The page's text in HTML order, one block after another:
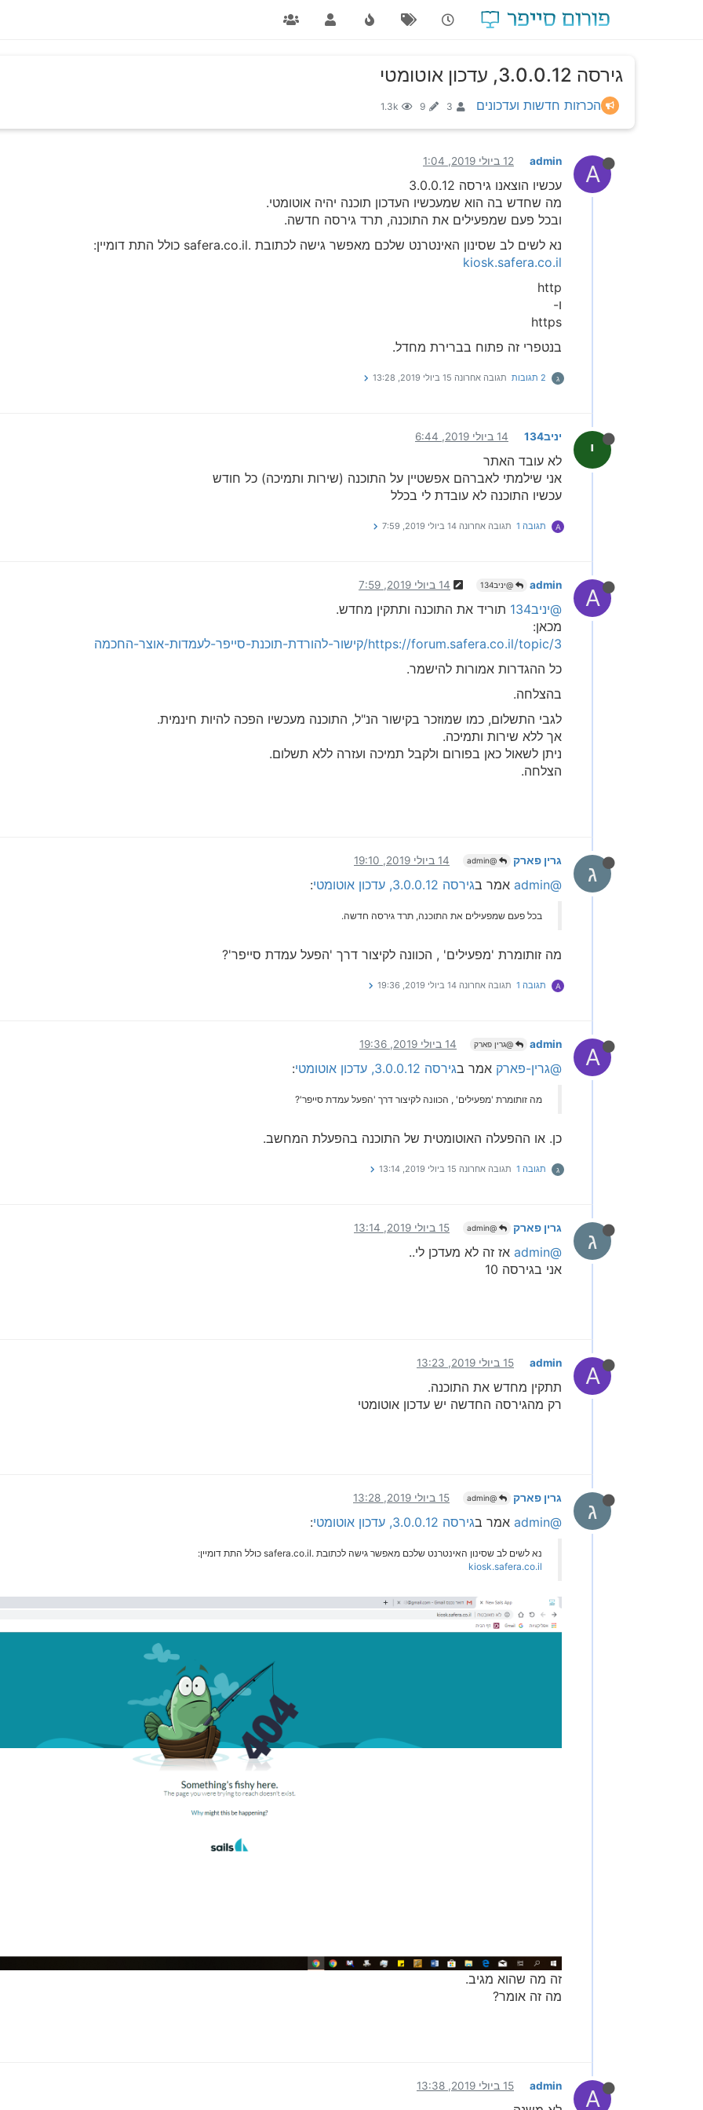
גירסה 3.0.0.12, עדכון אוטומטי
הכרזות חדשות ועדכונים 3
9
1.3k
A
admin 12 ביולי 2019, 1:04
עכשיו הוצאנו גירסה 3.0.0.12
מה שחדש בה הוא שמעכשיו העדכון תוכנה יהיה אוטומטי.
ובכל פעם שמפעילים את התוכנה, תרד גירסה חדשה.
נא לשים לב שסינון האינטרנט שלכם מאפשר גישה לכתובת .safera.co.il כולל התת דומיין:
kiosk.safera.co.il
http
ו-
https
בנטפרי זה פתוח בברירת מחדל.
ג 2 תגובות תגובה אחרונה 15 ביולי 2019, 13:28
י יניב134 14 ביולי 2019, 6:44
לא עובד האתר
אני שילמתי לאברהם אפשטיין על התוכנה (שירות ותמיכה) כל חודש
עכשיו התוכנה לא עובדת לי בכלל
A תגובה 1 תגובה אחרונה 14 ביולי 2019, 7:59
A
admin @יניב134 14 ביולי 2019, 7:59
@יניב134
תוריד את התוכנה ותתקין מחדש.
מכאן:
https://forum.safera.co.il/topic/3/קישור-להורדת-תוכנת-סייפר-לעמדות-אוצר-החכמה
כל ההגדרות אמורות להישמר.
בהצלחה.
לגבי התשלום, כמו שמוזכר בקישור הנ"ל, התוכנה מעכשיו הפכה להיות חינמית.
אך ללא שירות ותמיכה.
ניתן לשאול כאן בפורום ולקבל תמיכה ועזרה ללא תשלום.
הצלחה.
ג גרין פארק @admin 14 ביולי 2019, 19:10
@admin אמר בגירסה 3.0.0.12, עדכון אוטומטי :
בכל פעם שמפעילים את התוכנה, תרד גירסה חדשה.
מה זותומרת 'מפעילים' , הכוונה לקיצור דרך 'הפעל עמדת סייפר'?
A תגובה 1 תגובה אחרונה 14 ביולי 2019, 19:36
A
admin @גרין פארק 14 ביולי 2019, 19:36
@גרין-פארק אמר בגירסה 3.0.0.12, עדכון אוטומטי :
מה זותומרת 'מפעילים' , הכוונה לקיצור דרך 'הפעל עמדת סייפר'?
כן. או ההפעלה האוטומטית של התוכנה בהפעלת המחשב.
ג תגובה 1 תגובה אחרונה 15 ביולי 2019, 13:14
ג גרין פארק @admin 15 ביולי 2019, 13:14
@admin
אז זה לא מעדכן לי..
אני בגירסה 10
A
admin 15 ביולי 2019, 13:23
תתקין מחדש את התוכנה.
רק מהגירסה החדשה יש עדכון אוטומטי
ג גרין פארק @admin 15 ביולי 2019, 13:28
@admin אמר בגירסה 3.0.0.12, עדכון אוטומטי :
נא לשים לב שסינון האינטרנט שלכם מאפשר גישה לכתובת .safera.co.il כולל התת דומיין:
kiosk.safera.co.il
זה מה שהוא מגיב.
מה זה אומר?
A
admin 15 ביולי 2019, 13:38